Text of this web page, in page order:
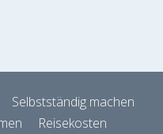
Selbstständig machen
Reisekosten